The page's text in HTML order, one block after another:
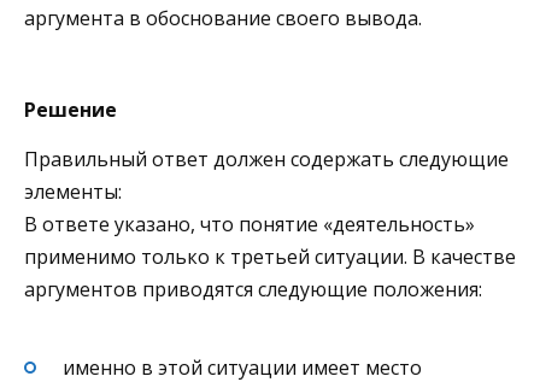
аргумента в обоснование своего вывода.
Решение
Правильный ответ должен содержать следующие
элементы:
В ответе указано, что понятие «деятельность»
применимо только к третьей ситуации. В качестве
аргументов приводятся следующие положения:
именно в этой ситуации имеет место